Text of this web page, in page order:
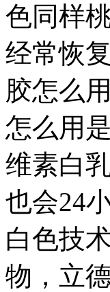
色同样
经常恢
胶怎么
怎么用
维素白
也会24
白色技
物，立